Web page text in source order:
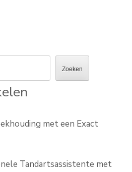
Zoeken
met een Exact
Tandartsassistente met